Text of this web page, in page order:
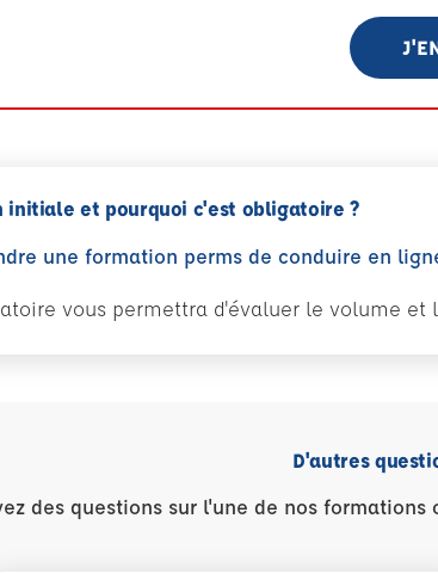
initiale et pourquoi c'est obligatoire ?
une formation perms de conduire en
vous permettra d'évaluer le volume
D'autres
des questions sur l'une de nos